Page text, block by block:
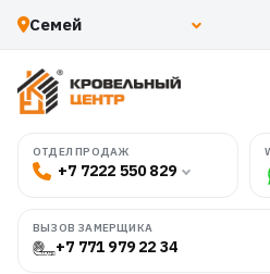
ОТДЕЛ ПРОДАЖ
+7 7222 550 829
ВЫЗОВ ЗАМЕРЩИКА
+7 771 979 22 34